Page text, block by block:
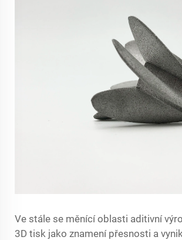
Ve stále se měnící oblasti aditivní
3D tisk jako znamení přesnosti a